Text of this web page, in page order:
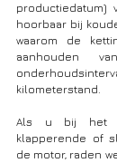
hoorbaar bij
waarom de
aanhouden
kilometerstand.
Als u bij het
klapperende of
de motor, raden